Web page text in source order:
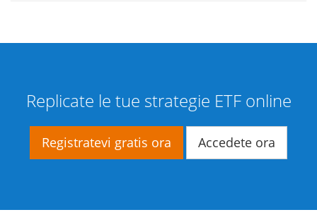
Replicate le tue strategie ETF online
Registratevi gratis ora Accedete ora